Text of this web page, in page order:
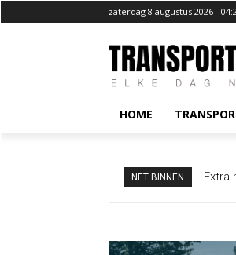
zaterdag 8 augustus 2026 -
HOME
NET BINNEN Extra